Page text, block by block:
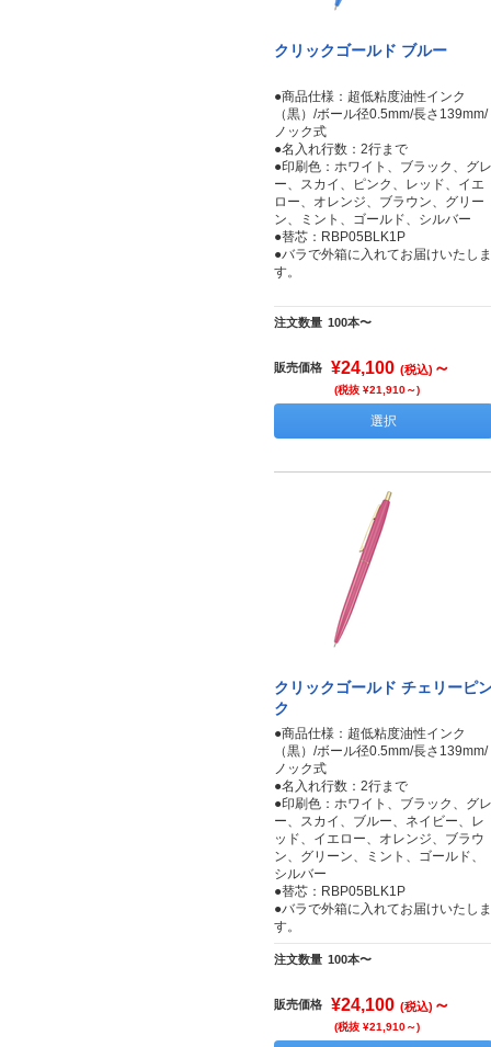
クリックゴールド ブルー
●商品仕様：超低粘度油性インク
（黒）/ボール径0.5mm/長さ139mm/
ノック式
●名入れ行数：2行まで
●印刷色：ホワイト、ブラック、グレ
ー、スカイ、ピンク、レッド、イエ
ロー、オレンジ、ブラウン、グリー
ン、ミント、ゴールド、シルバー
●替芯：RBP05BLK1P
●バラで外箱に入れてお届けいたしま
す。
注文数量 100本〜
販売価格 ¥24,100 (税込) ～
(税抜 ¥21,910～)
選択
クリックゴールド チェリーピ
ク
●商品仕様：超低粘度油性インク
（黒）/ボール径0.5mm/長さ139mm/
ノック式
●名入れ行数：2行まで
●印刷色：ホワイト、ブラック、グレ
ー、スカイ、ブルー、ネイビー、レ
ッド、イエロー、オレンジ、ブラウ
ン、グリーン、ミント、ゴールド、
シルバー
●替芯：RBP05BLK1P
●バラで外箱に入れてお届けいたしま
す。
注文数量 100本〜
販売価格 ¥24,100 (税込) ～
(税抜 ¥21,910～)